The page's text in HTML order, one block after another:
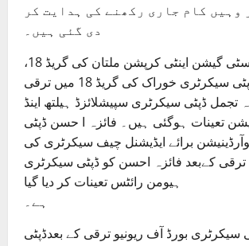
وہیں کام جاری رکھنے کی ہدایت کر
دی گئی ہیں۔
ڈائریکٹر انویسٹی گیشن اینٹی کرپشن ملتان کی گریڈ 18،
فریحہ تجمل ڈپٹی سیکرٹری خوراک کی گریڈ 18 میں ترقی
تجمل ڈپٹی سیکرٹری سپیشلائزڈ ہیلتھ اینڈ
تعینات ہوگئی ہیں۔ فائزہ ا حسن ڈپٹی
برائے ایڈیشنل چیف سیکرٹری کی
18 میں ترقی کےبعد فائزہ احسن کو ڈپٹی سیکرٹری
ہیومن رائٹس تعینات کر دیا گیا
ہے۔
سیکرٹری بورڈ آف ریونیو ترقی کے بعدڈپٹی